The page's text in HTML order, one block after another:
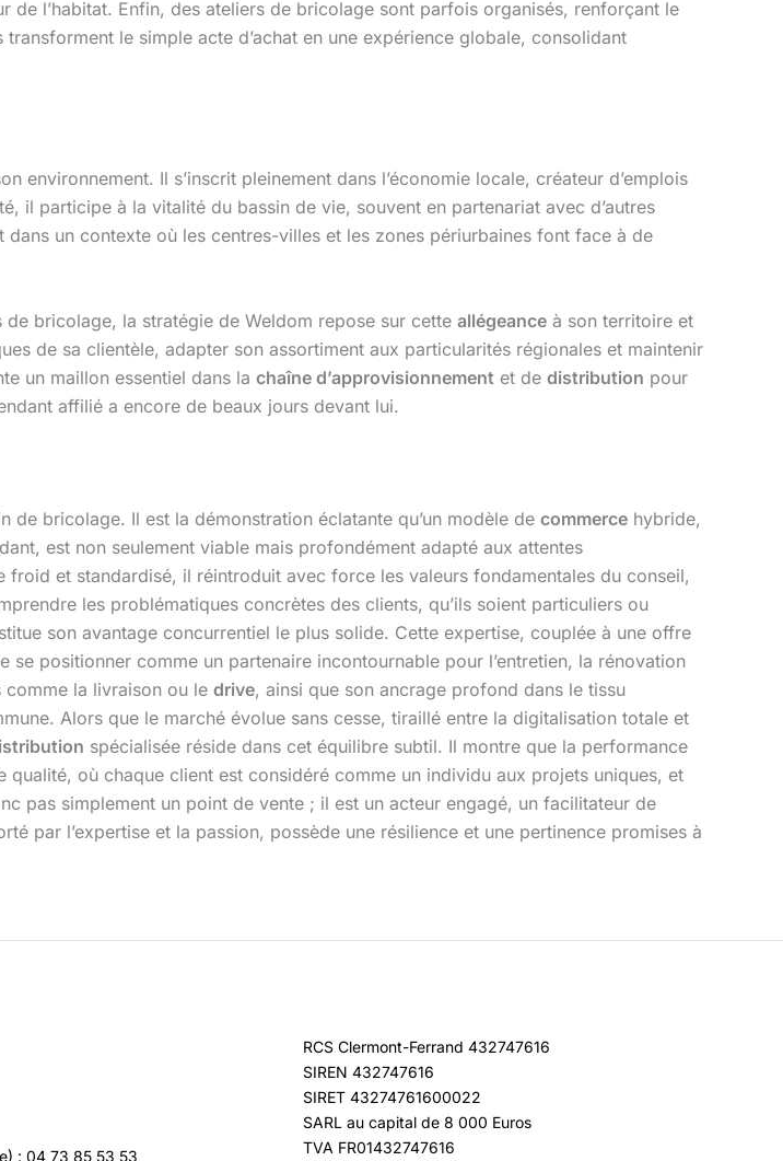
de l’habitat. Enfin, des ateliers de bricolage sont parfois organisés, renforçant le
le simple acte d’achat en une expérience globale, consolidant
environnement. Il s’inscrit pleinement dans l’économie locale, créateur d’emplois
il participe à la vitalité du bassin de vie, souvent en partenariat avec d’autres
un contexte où les centres-villes et les zones périurbaines font face à de
bricolage, la stratégie de Weldom repose sur cette allégeance à son territoire et
de sa clientèle, adapter son assortiment aux particularités régionales et maintenir
un maillon essentiel dans la chaîne d’approvisionnement et de distribution pour
affilié a encore de beaux jours devant lui.
de bricolage. Il est la démonstration éclatante qu’un modèle de commerce hybride,
est non seulement viable mais profondément adapté aux attentes
froid et standardisé, il réintroduit avec force les valeurs fondamentales du conseil,
les problématiques concrètes des clients, qu’ils soient particuliers ou
son avantage concurrentiel le plus solide. Cette expertise, couplée à une offre
se positionner comme un partenaire incontournable pour l’entretien, la rénovation
la livraison ou le drive, ainsi que son ancrage profond dans le tissu
Alors que le marché évolue sans cesse, tiraillé entre la digitalisation totale et
spécialisée réside dans cet équilibre subtil. Il montre que la performance
où chaque client est considéré comme un individu aux projets uniques, et
pas simplement un point de vente ; il est un acteur engagé, un facilitateur de
par l’expertise et la passion, possède une résilience et une pertinence promises à
: 04 73 85 53 53
RCS Clermont-Ferrand 432747616
SIREN 432747616
SIRET 43274761600022
SARL au capital de 8 000 Euros
TVA FR01432747616